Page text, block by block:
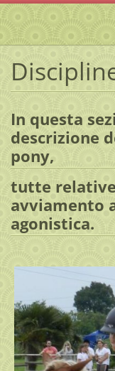
In questa
descrizione
pony,
tutte
avviamento
agonistica.